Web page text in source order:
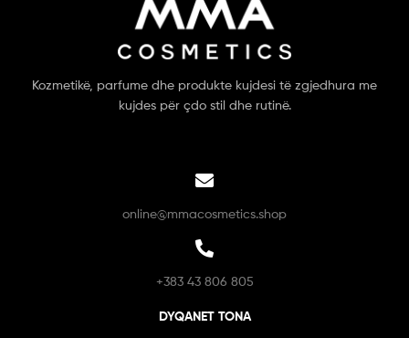
Kozmetikë, parfume dhe produkte kujdesi të zgjedhura me
kujdes për çdo stil dhe rutinë.
online@mmacosmetics.shop
+383 43 806 805
DYQANET TONA